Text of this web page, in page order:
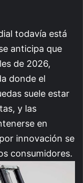
todavía está
anticipa que
de 2026,
donde el
suele estar
y las
en
innovación se
consumidores.